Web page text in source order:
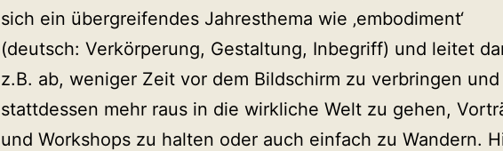
sich ein übergreifendes Jahresthema wie ‚embodiment‘
(deutsch: Verkörperung, Gestaltung, Inbegriff) und leitet
z.B. ab, weniger Zeit vor dem Bildschirm zu verbringen und
stattdessen mehr raus in die wirkliche Welt zu gehen,
und Workshops zu halten oder auch einfach zu Wandern.